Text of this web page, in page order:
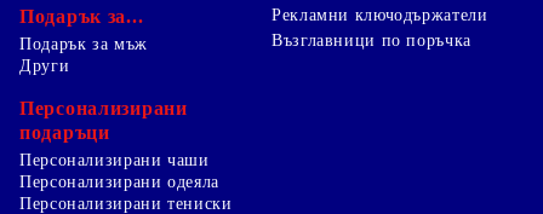
Подарък за...
Подарък за мъж
Рекламни ключодържатели
Възглавници по поръчка
Други
Персонализирани
подаръци
Персонализирани чаши
Персонализирани одеяла
Персонализирани тениски